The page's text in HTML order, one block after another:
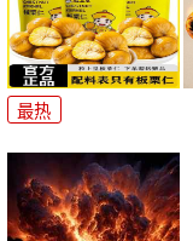
最热